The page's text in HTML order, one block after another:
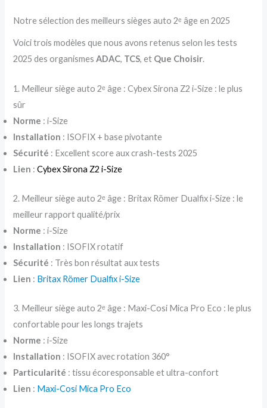
Notre sélection des meilleurs sièges auto 2ᵉ âge en 2025
Voici trois modèles que nous avons retenus selon les tests
2025 des organismesADAC, TCS, et Que Choisir.
1. Meilleur siège auto 2ᵉ âge : Cybex Sirona Z2 i-Size : le plus
sûr
Norme : i-Size
Installation : ISOFIX + base pivotante
Sécurité : Excellent score aux crash-tests 2025
Lien :Cybex Sirona Z2 i-Size
2. Meilleur siège auto 2ᵉ âge : Britax Römer Dualfix i-Size : le
meilleur rapport qualité/prix
Norme : i-Size
Installation : ISOFIX rotatif
Sécurité : Très bon résultat aux tests
Lien : Britax Römer Dualfix i-Size
3. Meilleur siège auto 2ᵉ âge : Maxi-Cosi Mica Pro Eco : le plus
confortable pour les longs trajets
Norme : i-Size
Installation : ISOFIX avec rotation 360°
Particularité : tissu écoresponsable et ultra-confort
Lien : Maxi-Cosi Mica Pro Eco